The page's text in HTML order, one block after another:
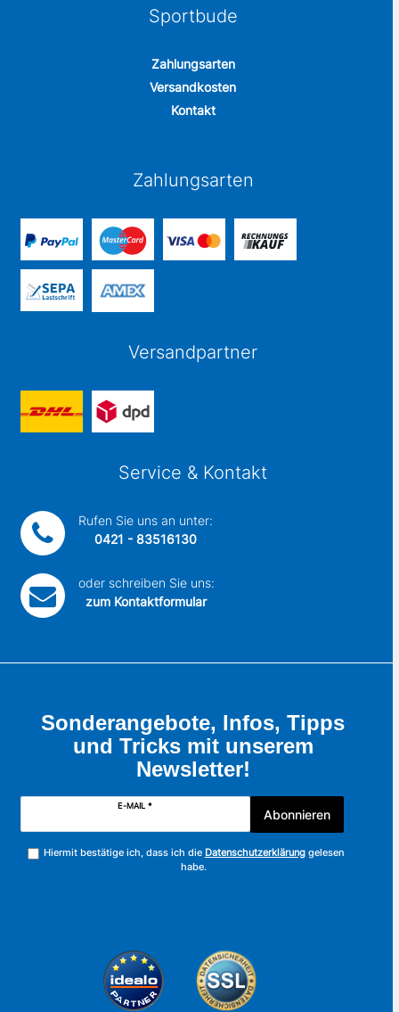
Sportbude
Zahlungsarten
Versandkosten
Kontakt
Zahlungsarten
Versandpartner
Service & Kontakt
Rufen Sie uns an unter:
0421 - 83516130
oder schreiben Sie uns:
zum Kontaktformular
Sonderangebote, Infos, Tipps
und Tricks mit unserem
Newsletter!
E-MAIL *
Abonnieren
Hiermit bestätige ich, dass ich die Datenschutzerklärunggelesen
habe.